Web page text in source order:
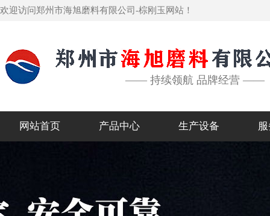
欢迎访问郑州市海旭磨料有限公司-棕刚玉网站！
—— 持续领航 品牌经营 ——
网站首页 产品中心 生产设备